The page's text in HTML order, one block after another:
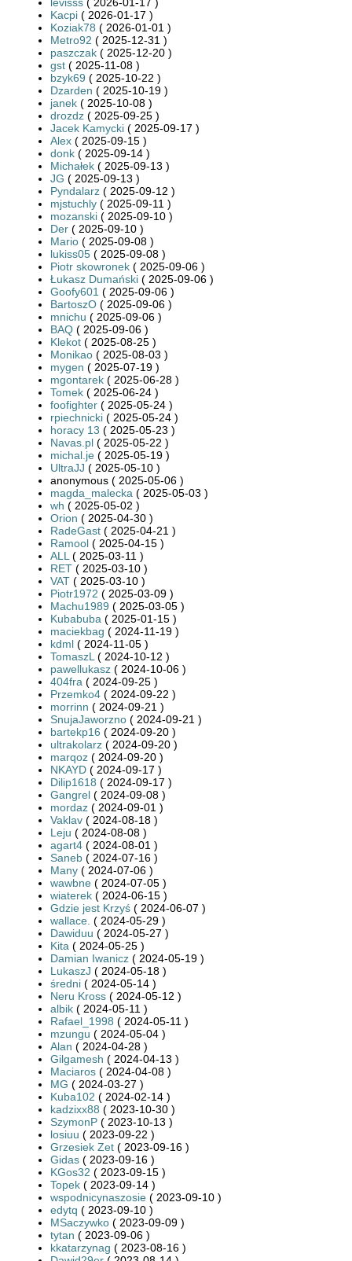
Kacpi ( 2026-01-17 )
Koziak78 ( 2026-01-01 )
Metro92 ( 2025-12-31 )
paszczak ( 2025-12-20 )
gst ( 2025-11-08 )
bzyk69 ( 2025-10-22 )
Dzarden ( 2025-10-19 )
janek ( 2025-10-08 )
drozdz ( 2025-09-25 )
Jacek Kamycki ( 2025-09-17 )
Alex ( 2025-09-15 )
donk ( 2025-09-14 )
Michałek ( 2025-09-13 )
JG ( 2025-09-13 )
Pyndalarz ( 2025-09-12 )
mjstuchly ( 2025-09-11 )
mozanski ( 2025-09-10 )
Der ( 2025-09-10 )
Mario ( 2025-09-08 )
lukiss05 ( 2025-09-08 )
Piotr skowronek ( 2025-09-06 )
Łukasz Dumański ( 2025-09-06 )
Goofy601 ( 2025-09-06 )
BartoszO ( 2025-09-06 )
mnichu ( 2025-09-06 )
BAQ ( 2025-09-06 )
Klekot ( 2025-08-25 )
Monikao ( 2025-08-03 )
mygen ( 2025-07-19 )
mgontarek ( 2025-06-28 )
Tomek ( 2025-06-24 )
foofighter ( 2025-05-24 )
rpiechnicki ( 2025-05-24 )
horacy 13 ( 2025-05-23 )
Navas.pl ( 2025-05-22 )
michal.je ( 2025-05-19 )
UltraJJ ( 2025-05-10 )
anonymous ( 2025-05-06 )
magda_malecka ( 2025-05-03 )
wh ( 2025-05-02 )
Orion ( 2025-04-30 )
RadeGast ( 2025-04-21 )
Ramool ( 2025-04-15 )
ALL ( 2025-03-11 )
RET ( 2025-03-10 )
VAT ( 2025-03-10 )
Piotr1972 ( 2025-03-09 )
Machu1989 ( 2025-03-05 )
Kubabuba ( 2025-01-15 )
maciekbag ( 2024-11-19 )
kdml ( 2024-11-05 )
TomaszL ( 2024-10-12 )
pawellukasz ( 2024-10-06 )
404fra ( 2024-09-25 )
Przemko4 ( 2024-09-22 )
morrinn ( 2024-09-21 )
SnujaJaworzno ( 2024-09-21 )
bartekp16 ( 2024-09-20 )
ultrakolarz ( 2024-09-20 )
marqoz ( 2024-09-20 )
NKAYD ( 2024-09-17 )
Dilip1618 ( 2024-09-17 )
Gangrel ( 2024-09-08 )
mordaz ( 2024-09-01 )
Vaklav ( 2024-08-18 )
Leju ( 2024-08-08 )
agart4 ( 2024-08-01 )
Saneb ( 2024-07-16 )
Many ( 2024-07-06 )
wawbne ( 2024-07-05 )
wiaterek ( 2024-06-15 )
Gdzie jest Krzyś ( 2024-06-07 )
wallace. ( 2024-05-29 )
Dawiduu ( 2024-05-27 )
Kita ( 2024-05-25 )
Damian Iwanicz ( 2024-05-19 )
LukaszJ ( 2024-05-18 )
średni ( 2024-05-14 )
Neru Kross ( 2024-05-12 )
albik ( 2024-05-11 )
Rafael_1998 ( 2024-05-11 )
mzungu ( 2024-05-04 )
Alan ( 2024-04-28 )
Gilgamesh ( 2024-04-13 )
Maciaros ( 2024-04-08 )
MG ( 2024-03-27 )
Kuba102 ( 2024-02-14 )
kadzixx88 ( 2023-10-30 )
SzymonP ( 2023-10-13 )
losiuu ( 2023-09-22 )
Grzesiek Zet ( 2023-09-16 )
Gidas ( 2023-09-16 )
KGos32 ( 2023-09-15 )
Topek ( 2023-09-14 )
wspodnicynaszosie ( 2023-09-10 )
edytq ( 2023-09-10 )
MSaczywko ( 2023-09-09 )
tytan ( 2023-09-06 )
kkatarzynag ( 2023-08-16 )